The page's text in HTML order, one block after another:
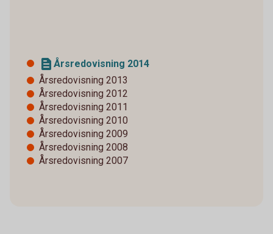
Årsredovisning 2014
Årsredovisning 2013
Årsredovisning 2012
Årsredovisning 2011
Årsredovisning 2010
Årsredovisning 2009
Årsredovisning 2008
Årsredovisning 2007